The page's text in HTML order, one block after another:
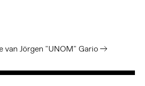
van Jörgen "UNOM" Gario